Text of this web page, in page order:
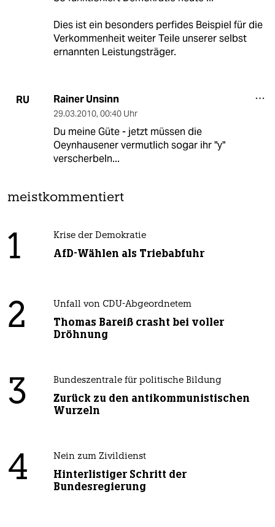
Dies ist ein besonders perfides Beispiel für die
Verkommenheit weiter Teile unserer selbst
ernannten Leistungsträger.
RU Rainer Unsinn
29.03.2010, 00:40 Uhr
Du meine Güte - jetzt müssen die
Oeynhausener vermutlich sogar ihr "y"
verscherbeln...
meistkommentiert
1 Krise der Demokratie
AfD-Wählen als Triebabfuhr
2 Unfall von CDU-Abgeordnetem
Thomas Bareiß crasht bei voller
Dröhnung
3 Bundeszentrale für politische Bildung
Zurück zu den antikommunistischen
Wurzeln
4 Nein zum Zivildienst
Hinterlistiger Schritt der
Bundesregierung